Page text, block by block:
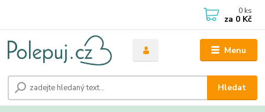
Menu
Hledat
0 ks
za 0 Kč